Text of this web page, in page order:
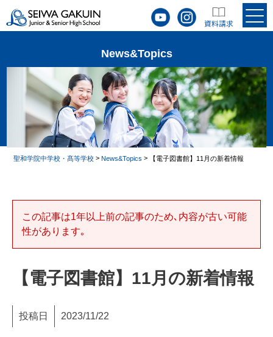
News&Topics
聖和学院中学校・髙等学校 >News&Topics > 【電子図書館】11月の新着情報
この記事は1年以上前の記事のため､内容が古い可能
性があります｡
【電子図書館】11月の新着情報
投稿日 2023/11/22